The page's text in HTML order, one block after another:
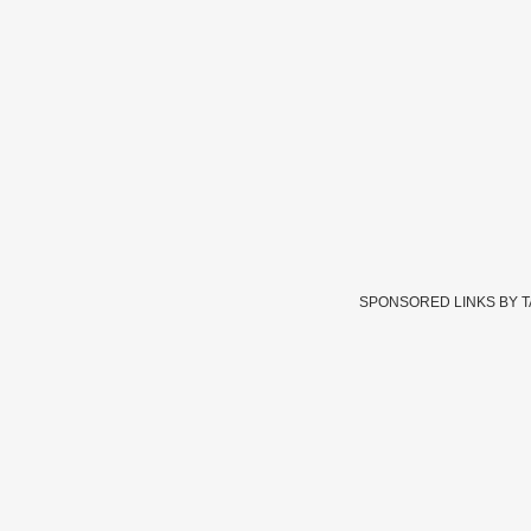
SPONSORED LINKS BY